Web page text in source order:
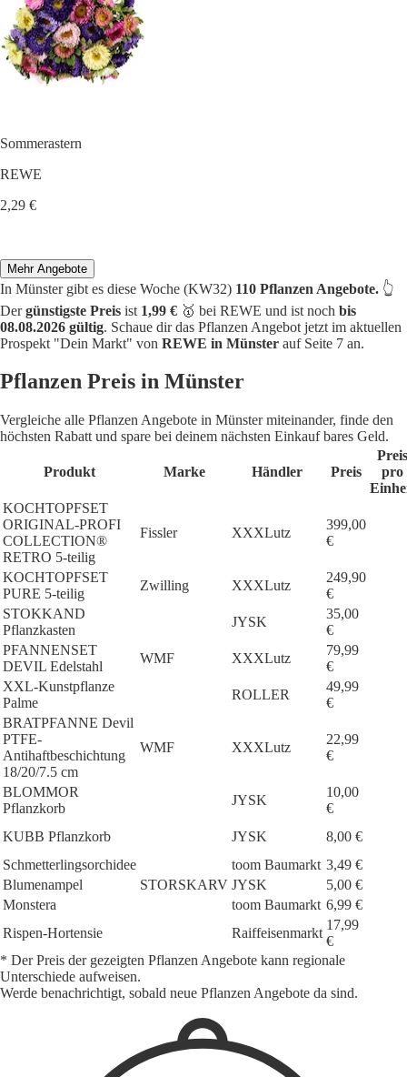
Sommerastern
REWE
2,29 €
Mehr Angebote
In Münster gibt es diese Woche (KW32) 110 Pflanzen Angebote. 👆
Dergünstigste Preis ist 1,99 € 🥇 bei REWE und ist noch bis
08.08.2026 gültig. Schaue dir das Pflanzen Angebot jetzt im aktuellen
Prospekt "Dein Markt" von REWE in Münster auf Seite 7 an.
Pflanzen Preis in Münster
Vergleiche alle Pflanzen Angebote in Münster miteinander, finde den
höchsten Rabatt und spare bei deinem nächsten Einkauf bares Geld.
Produkt Marke Händler Preis
Preis
pro
KOCHTOPFSET
ORIGINAL-PROFI
COLLECTION®
RETRO 5-teilig
Fissler XXXLutz
399,00
€
KOCHTOPFSET
PURE 5-teilig
Zwilling XXXLutz
249,90
€
STOKKAND
Pflanzkasten
JYSK
35,00
€
PFANNENSET
DEVIL Edelstahl
WMF XXXLutz
79,99
€
XXL-Kunstpflanze
Palme
ROLLER
49,99
€
BRATPFANNE Devil
PTFE-
Antihaftbeschichtung
18/20/7.5 cm
WMF XXXLutz
22,99
€
BLOMMOR
Pflanzkorb
JYSK
10,00
€
KUBB Pflanzkorb
JYSK
8,00 €
Schmetterlingsorchidee
toom Baumarkt 3,49 €
Blumenampel
STORSKARV JYSK
5,00 €
Monstera
toom Baumarkt 6,99 €
Rispen-Hortensie
Raiffeisenmarkt
17,99
€
* Der Preis der gezeigten Pflanzen Angebote kann regionale
Unterschiede aufweisen.
Werde benachrichtigt, sobald neue Pflanzen Angebote da sind.